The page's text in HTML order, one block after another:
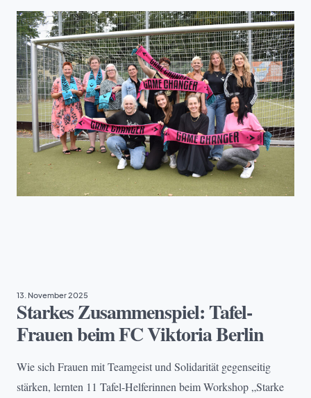
13. November 2025
Starkes Zusammenspiel: Tafel-
Frauen beim FC Viktoria Berlin
Wie sich Frauen mit Teamgeist und Solidarität gegenseitig
stärken, lernten 11 Tafel-Helferinnen beim Workshop „Starke